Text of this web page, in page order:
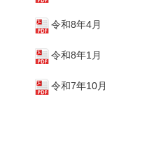
令和8年4月
令和8年1月
令和7年10月